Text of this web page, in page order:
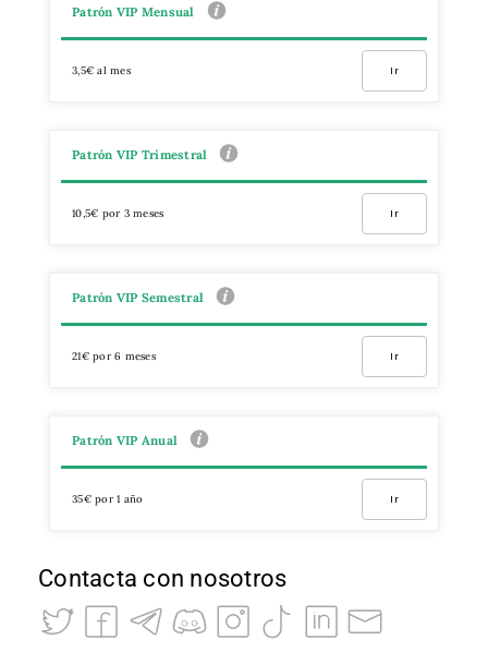
Patrón VIP Mensual
3,5€ al mes Ir
Patrón VIP Trimestral
10,5€ por 3 meses Ir
Patrón VIP Semestral
21€ por 6 meses Ir
Patrón VIP Anual
35€ por 1 año Ir
Contacta con nosotros